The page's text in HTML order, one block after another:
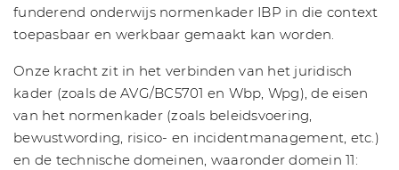
funderend onderwijs normenkader IBP in die context
toepasbaar en werkbaar gemaakt kan worden.
Onze kracht zit in het verbinden van het juridisch
kader (zoals de AVG/BC5701 en Wbp, Wpg), de eisen
van het normenkader (zoals beleidsvoering,
bewustwording, risico- en incidentmanagement, etc.)
en de technische domeinen, waaronder domein 11: